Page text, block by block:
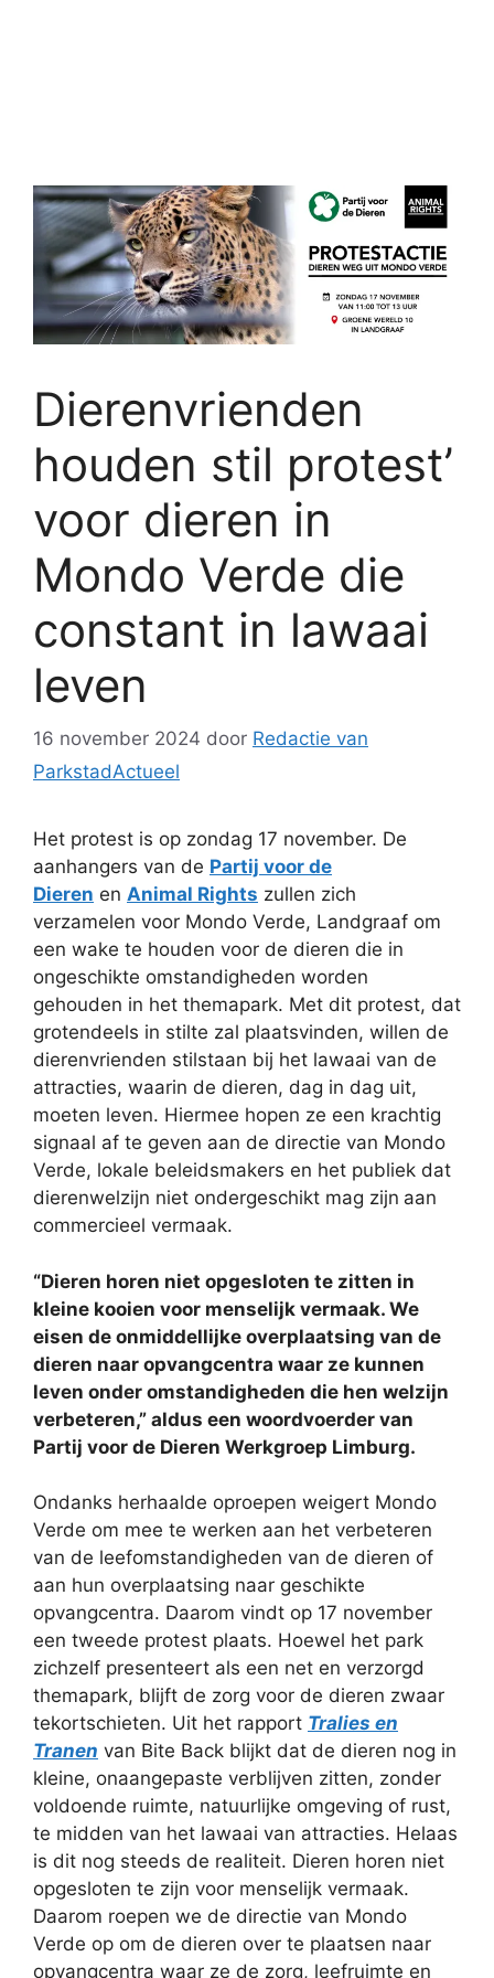
Dierenvrienden
houden stil protest’
voor dieren in
Mondo Verde die
constant in lawaai
leven
16 november 2024 door Redactie van
ParkstadActueel
Het protest is op zondag 17 november. De
aanhangers van de Partij voor de
Dieren en Animal Rights zullen zich
verzamelen voor Mondo Verde, Landgraaf om
een wake te houden voor de dieren die in
ongeschikte omstandigheden worden
gehouden in het themapark. Met dit protest, dat
grotendeels in stilte zal plaatsvinden, willen de
dierenvrienden stilstaan bij het lawaai van de
attracties, waarin de dieren, dag in dag uit,
moeten leven. Hiermee hopen ze een krachtig
signaal af te geven aan de directie van Mondo
Verde, lokale beleidsmakers en het publiek dat
dierenwelzijn niet ondergeschikt mag zijn aan
commercieel vermaak.
“Dieren horen niet opgesloten te zitten in
kleine kooien voor menselijk vermaak. We
eisen de onmiddellijke overplaatsing van de
dieren naar opvangcentra waar ze kunnen
leven onder omstandigheden die hen welzijn
verbeteren,” aldus een woordvoerder van
Partij voor de Dieren Werkgroep Limburg.
Ondanks herhaalde oproepen weigert Mondo
Verde om mee te werken aan het verbeteren
van de leefomstandigheden van de dieren of
aan hun overplaatsing naar geschikte
opvangcentra. Daarom vindt op 17 november
een tweede protest plaats. Hoewel het park
zichzelf presenteert als een net en verzorgd
themapark, blijft de zorg voor de dieren zwaar
tekortschieten. Uit het rapport Tralies en
Tranen van Bite Back blijkt dat de dieren nog in
kleine, onaangepaste verblijven zitten, zonder
voldoende ruimte, natuurlijke omgeving of rust,
te midden van het lawaai van attracties. Helaas
is dit nog steeds de realiteit. Dieren horen niet
opgesloten te zijn voor menselijk vermaak.
Daarom roepen we de directie van Mondo
Verde op om de dieren over te plaatsen naar
opvangcentra waar ze de zorg, leefruimte en